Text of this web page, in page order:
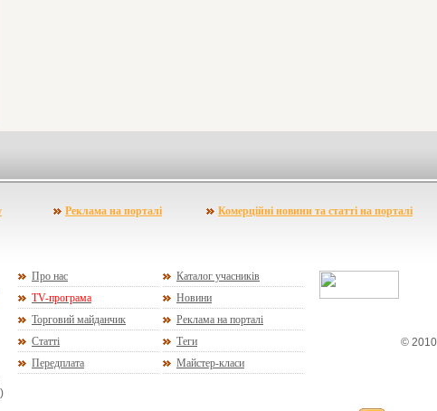
Реклама на порталі Комерційні новини та статті на порталі
Про нас
Каталог учасників
TV-програма
Новини
Торговий майданчик
Реклама на порталі
Статті
Теги
Передплата
Майстер-класи
©